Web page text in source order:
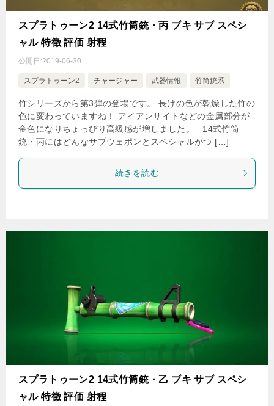
スプラトゥーン2 14式竹筒銃・丙 ブキ サブ スペシ
ャル 特徴 評価 射程
公開日:2019-06-30
スプラトゥーン2 チャージャー 武器情報 竹筒銃系
竹シリーズから第3弾の登場です。 長けの色が乾燥した竹の
色に変わっていますね！ アイアンサイトなどの金属部分が
金色になりちょっぴり高級感が増しました。 14式竹筒
銃・丙にはどんなサブウェポンとスペシャルがつ […]
続きを読む
スプラトゥーン2 14式竹筒銃・乙 ブキ サブ スペシ
ャル 特徴 評価 射程